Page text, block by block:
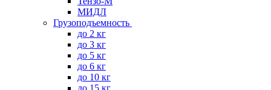
МИДЛ
Грузоподъемность
до 2 кг
до 3 кг
до 5 кг
до 6 кг
до 10 кг
до 15 кг